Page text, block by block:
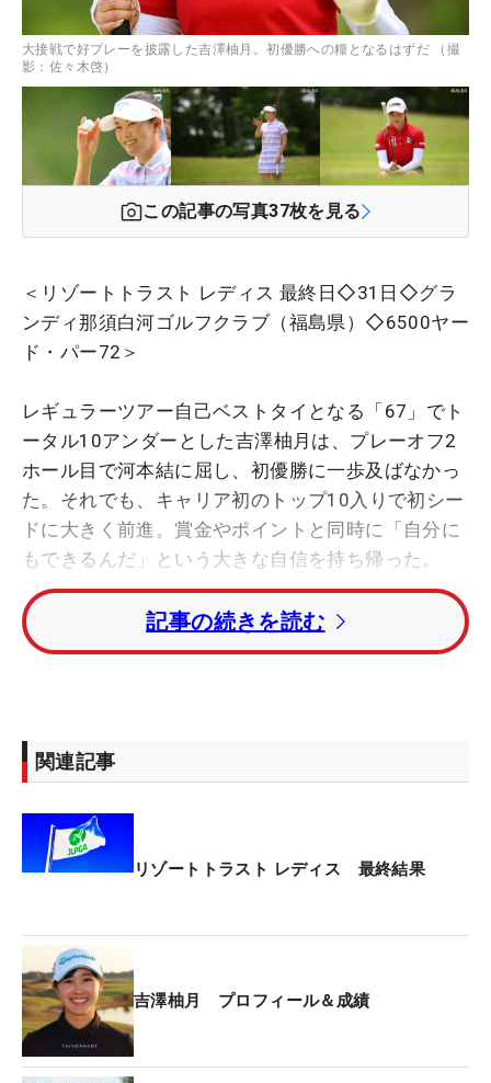
大接戦で好プレーを披露した吉澤柚月。初優勝への糧となるはずだ （撮
影：佐々木啓）
この記事の写真37枚を見る
＜リゾートトラスト レディス 最終日◇31日◇グラ
ンディ那須白河ゴルフクラブ（福島県）◇6500ヤー
ド・パー72＞
レギュラーツアー自己ベストタイとなる「67」でト
ータル10アンダーとした吉澤柚月は、プレーオフ2
ホール目で河本結に屈し、初優勝に一歩及ばなかっ
た。それでも、キャリア初のトップ10入りで初シー
ドに大きく前進。賞金やポイントと同時に「自分に
もできるんだ」という大きな自信を持ち帰った。
「自分の出せる力は出せたと思います。でも最後の
3打目だけが…」。やり切ったという充実感の一方
目。2オンに成功した河本に対し、吉澤の3打目はグ
リーン左手前のラフからだった。
ピンは2段グリーンの上の段。「ピンと傾斜の間に
落とすつもりだったんですけど、寄せたいという気
の段にキャリーしたボールは傾斜を上り切れず、下
段へと引き戻された。
首位と3打差で迎えた最終日。想像していたような
緊張には襲われなかった。むしろ先に周囲にプレッ
記事の続きを読む
関連記事
リゾートトラスト レディス 最終結果
吉澤柚月 プロフィール＆成績